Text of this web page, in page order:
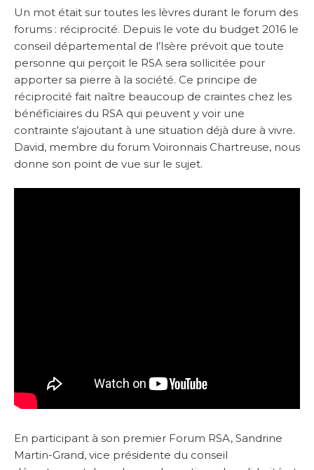
Un mot était sur toutes les lèvres durant le forum des
forums : réciprocité. Depuis le vote du budget 2016 le
conseil départemental de l’Isère prévoit que toute
personne qui perçoit le RSA sera sollicitée pour
apporter sa pierre à la société. Ce principe de
réciprocité fait naître beaucoup de craintes chez les
bénéficiaires du RSA qui peuvent y voir une
contrainte s’ajoutant à une situation déjà dure à vivre.
David, membre du forum Voironnais Chartreuse, nous
donne son point de vue sur le sujet.
En participant à son premier Forum RSA, Sandrine
Martin-Grand, vice présidente du conseil